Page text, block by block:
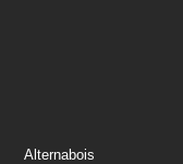
Alternabois